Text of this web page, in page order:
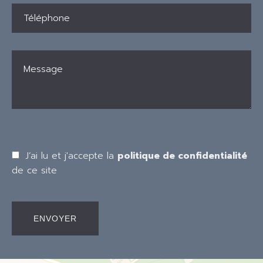
J’ai lu et j'accepte la politique de confidentialité
de ce site
ENVOYER